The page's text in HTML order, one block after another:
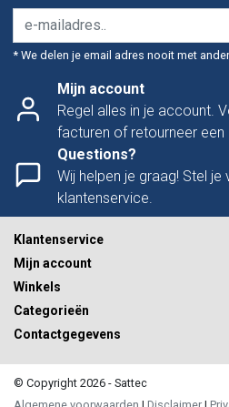
* We delen je email adres nooit met
Mijn account
Regel alles in je account.
facturen of retourneer een
Questions?
Wij helpen je graag! Stel je
klantenservice.
Klantenservice
Mijn account
Winkels
Categorieën
Contactgegevens
© Copyright 2026 - Sattec